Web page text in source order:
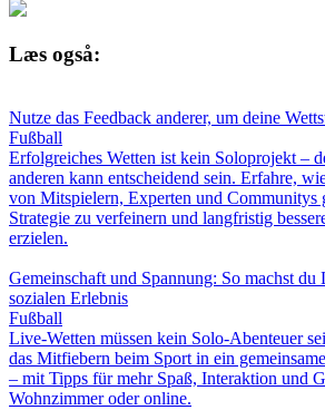
Læs også:
Nutze das Feedback anderer, um deine
Fußball
Erfolgreiches Wetten ist kein Soloprojekt –
anderen kann entscheidend sein. Erfahre,
von Mitspielern, Experten und Communitys
Strategie zu verfeinern und langfristig
erzielen.
Gemeinschaft und Spannung: So machst du
sozialen Erlebnis
Fußball
Live-Wetten müssen kein Solo-Abenteuer
das Mitfiebern beim Sport in ein
– mit Tipps für mehr Spaß, Interaktion und
Wohnzimmer oder online.